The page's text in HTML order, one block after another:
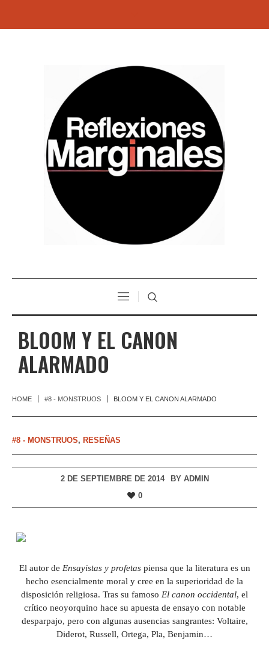
BLOOM Y EL CANON
ALARMADO
HOME #8 - MONSTRUOS BLOOM Y EL CANON ALARMADO
#8 - MONSTRUOS, RESEÑAS
2 DE SEPTIEMBRE DE 2014 BY ADMIN
0
El autor de Ensayistas y profetas piensa que la literatura es un
hecho esencialmente moral y cree en la superioridad de la
disposición religiosa. Tras su famoso El canon occidental, el
crítico neoyorquino hace su apuesta de ensayo con notable
desparpajo, pero con algunas ausencias sangrantes: Voltaire,
Diderot, Russell, Ortega, Pla, Benjamin…